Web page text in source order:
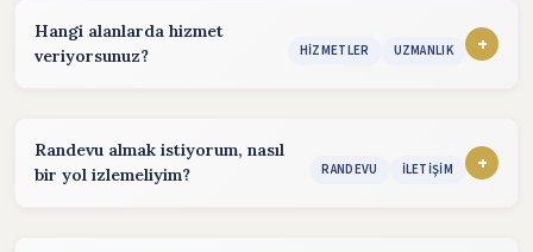
Hangi alanlarda hizmet
veriyorsunuz?
HIZMETLER UZMANLIK +
İş Hukukunda Uzman Arabulucu Danışmanlığı
Randevu almak istiyorum, nasıl
bir yol izlemeliyim?
RANDEVU İLETIŞIM +